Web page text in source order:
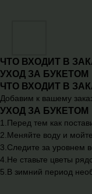
ЧТО ВХОДИТ В
УХОД ЗА БУКЕТОМ
ЧТО ВХОДИТ В
Добавим к вашему
УХОД ЗА БУКЕТОМ
1.Перед тем как
2.Меняйте воду и
3.Следите за уровнем
4.Не ставьте цветы
5.В зимний период